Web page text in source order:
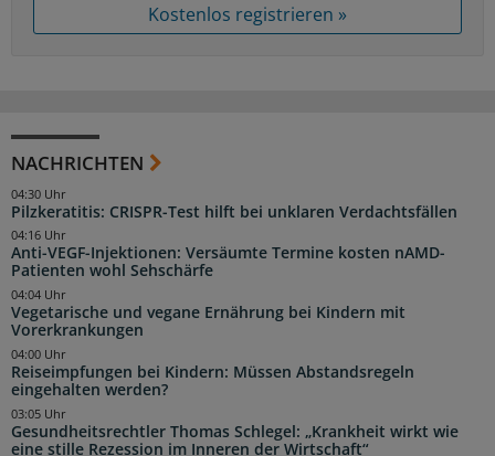
Kostenlos registrieren »
NACHRICHTEN
Pilzkeratitis: CRISPR-Test hilft bei unklaren Verdachtsfällen
04:30 Uhr
Anti-VEGF-Injektionen: Versäumte Termine kosten nAMD-
Patienten wohl Sehschärfe
04:16 Uhr
Vegetarische und vegane Ernährung bei Kindern mit
Vorerkrankungen
04:04 Uhr
Reiseimpfungen bei Kindern: Müssen Abstandsregeln
eingehalten werden?
04:00 Uhr
Gesundheitsrechtler Thomas Schlegel: „Krankheit wirkt wie
eine stille Rezession im Inneren der Wirtschaft“
03:05 Uhr